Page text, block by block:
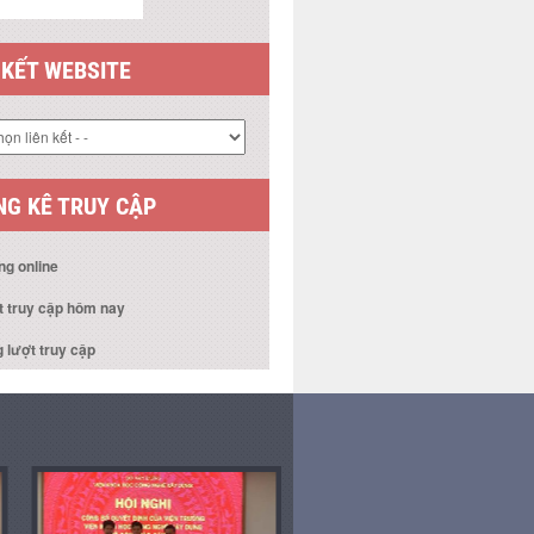
WEBSITE
KÊ TRUY CẬP
online
truy cập hôm nay
lượt truy cập